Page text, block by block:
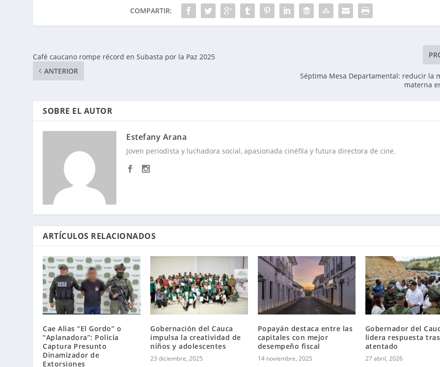
COMPARTIR:
Café caucano rompe récord en Subasta por la Paz 2025
ANTERIOR
Séptima Mesa Departamental: reducir la
materna
SOBRE EL AUTOR
Estefany Arana
Joven periodista y luchadora social, apasionada cinéfila y futura directora de cine.
ARTÍCULOS RELACIONADOS
Cae Alias “El Gordo” o
“Aplanadora”: Policía
Captura Presunto
Dinamizador de
Extorsiones
Gobernación del Cauca
impulsa la creatividad de
niños y adolescentes
23 diciembre, 2025
Popayán destaca entre las
capitales con mejor
desempeño fiscal
14 noviembre, 2025
Gobernador del
lidera respuesta tras
atentado
27 abril, 2026